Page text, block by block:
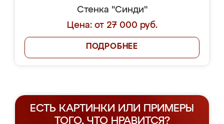
Стенка "Синди"
Цена: от 27 000 руб.
ПОДРОБНЕЕ
ЕСТЬ КАРТИНКИ ИЛИ ПРИМЕРЫ
ТОГО, ЧТО НРАВИТСЯ?